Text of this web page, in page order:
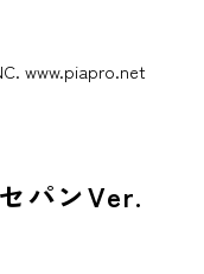
www.piapro.net
パンVer.